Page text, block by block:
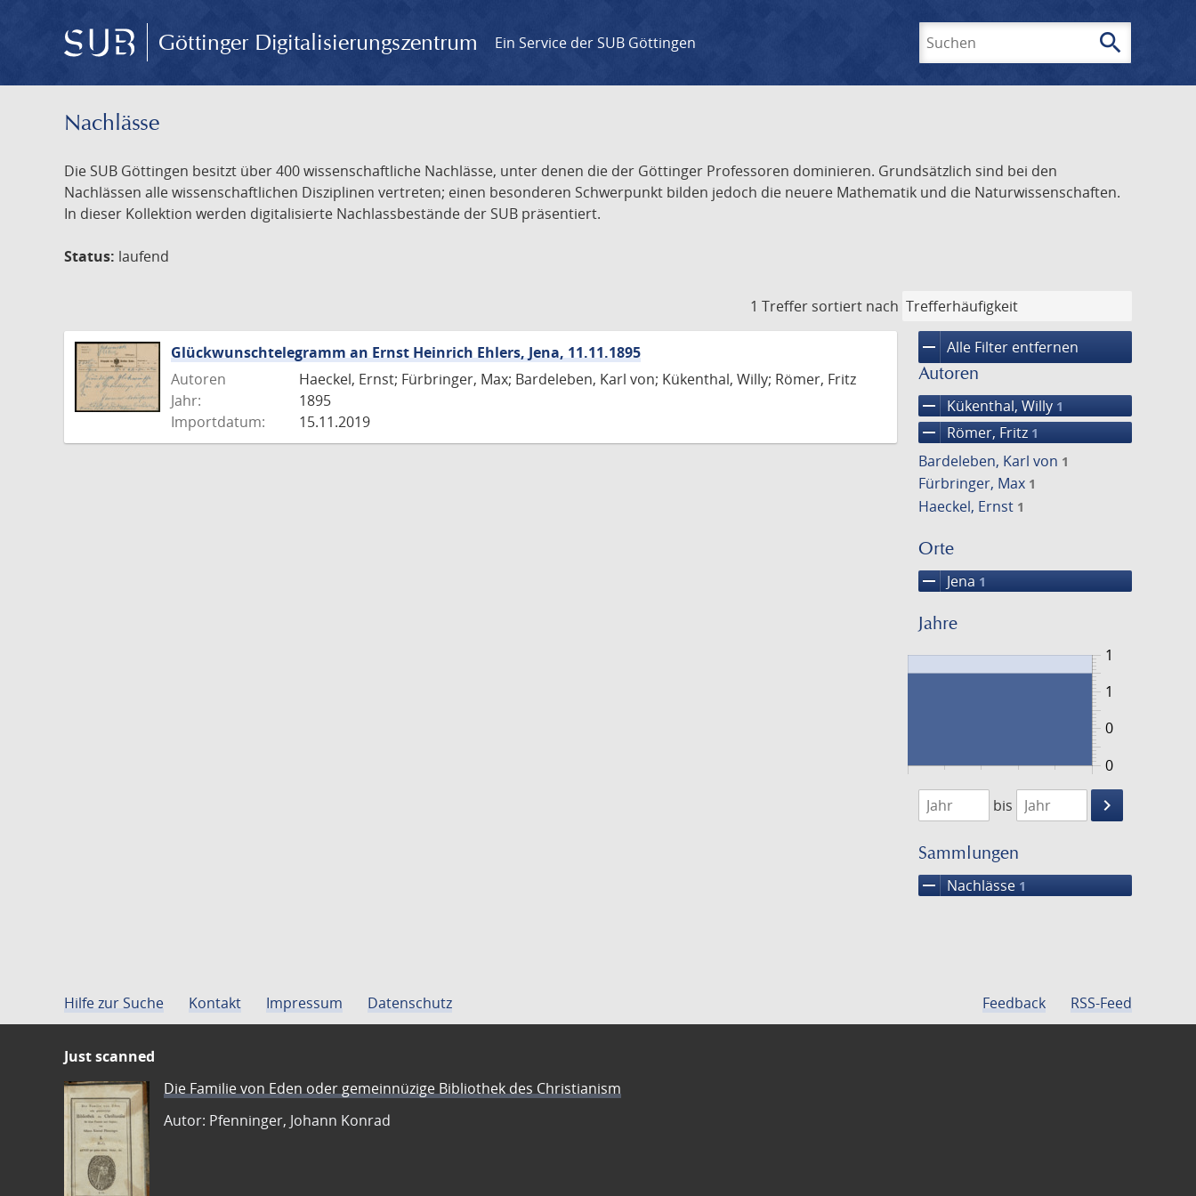
Göttinger Digitalisierungszentrum Ein Service der SUB Göttingen search
Nachlässe
Die SUB Göttingen besitzt über 400 wissenschaftliche Nachlässe, unter denen die der Göttinger Professoren dominieren. Grundsätzlich sind bei den
Nachlässen alle wissenschaftlichen Disziplinen vertreten; einen besonderen Schwerpunkt bilden jedoch die neuere Mathematik und die Naturwissenschaften.
In dieser Kollektion werden digitalisierte Nachlassbestände der SUB präsentiert.
Status: laufend
1 Treffer sortiert nach
remove Alle Filter entfernen
Autoren
remove Kükenthal, Willy 1
remove Römer, Fritz 1
Bardeleben, Karl von 1
Fürbringer, Max 1
Haeckel, Ernst 1
Orte
remove Jena 1
Jahre
0
1
0
1
1895
1896
bis
keyboard_arrow_right
Suche
Sammlungen
remove Nachlässe 1
Glückwunschtelegramm an Ernst Heinrich Ehlers, Jena, 11.11.1895
Autoren
Haeckel, Ernst; Fürbringer, Max; Bardeleben, Karl von; Kükenthal, Willy; Römer, Fritz
Jahr:
1895
Importdatum:
15.11.2019
Hilfe zur Suche Kontakt Impressum Datenschutz Feedback RSS-Feed
Just scanned
Die Familie von Eden oder gemeinnüzige Bibliothek des Christianism
Autor: Pfenninger, Johann Konrad